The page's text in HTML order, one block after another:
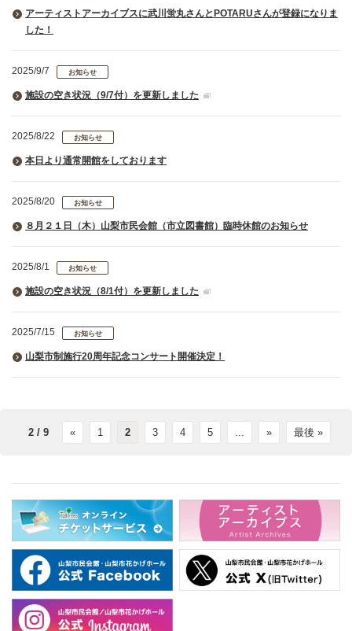
アーティストアーカイブスに武川蛍丸さんとPOTARUさんが登録になりま
した！
2025/9/7 お知らせ
施設の空き状況（9/7付）を更新しました
2025/8/22 お知らせ
本日より通常開館をしております
2025/8/20 お知らせ
８月２１日（木）山梨市民会館（市立図書館）臨時休館のお知らせ
2025/8/1 お知らせ
施設の空き状況（8/1付）を更新しました
2025/7/15 お知らせ
山梨市制施行20周年記念コンサート開催決定！
2 / 9 « 1 2 3 4 5 ... » 最後 »